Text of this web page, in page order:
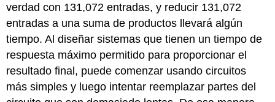
verdad con 131,072 entradas, y reducir 131,072
entradas a una suma de productos llevará algún
tiempo. Al diseñar sistemas que tienen un tiempo de
respuesta máximo permitido para proporcionar el
resultado final, puede comenzar usando circuitos
más simples y luego intentar reemplazar partes del